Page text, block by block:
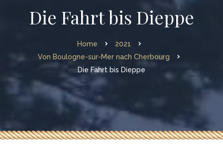
Die Fahrt bis Dieppe
Home
2021
Von Boulogne-sur-Mer nach Cherbourg
Die Fahrt bis Dieppe